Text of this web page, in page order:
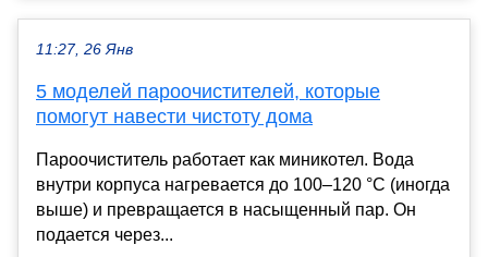
11:27, 26 Янв
5 моделей пароочистителей, которые
помогут навести чистоту дома
Пароочиститель работает как миникотел. Вода
внутри корпуса нагревается до 100–120 °C (иногда
выше) и превращается в насыщенный пар. Он
подается через...